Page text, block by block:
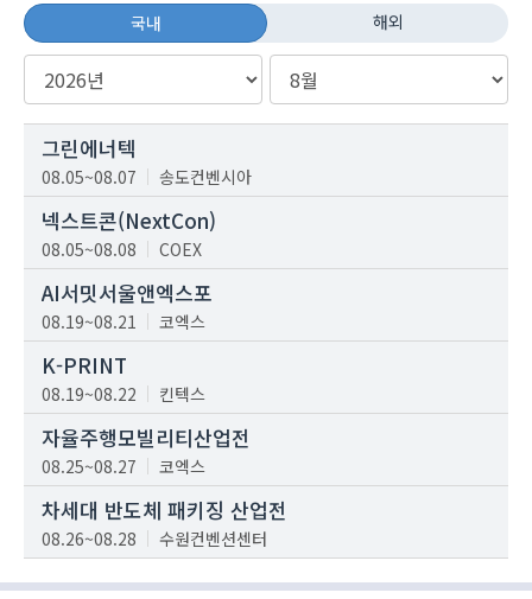
국내 해외
그린에너텍
08.05~08.07 송도컨벤시아
넥스트콘(NextCon)
08.05~08.08 COEX
AI서밋서울앤엑스포
08.19~08.21 코엑스
K-PRINT
08.19~08.22 킨텍스
자율주행모빌리티산업전
08.25~08.27 코엑스
차세대 반도체 패키징 산업전
08.26~08.28 수원컨벤션센터